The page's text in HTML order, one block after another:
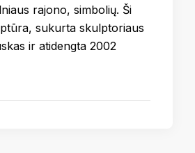
rajono, simbolių. Ši
sukurta skulptoriaus
ir atidengta 2002